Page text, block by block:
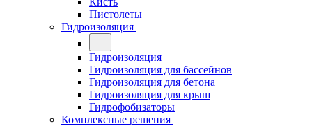
Пистолеты
Гидроизоляция
Гидроизоляция
Гидроизоляция для бассейнов
Гидроизоляция для бетона
Гидроизоляция для крыш
Гидрофобизаторы
Комплексные решения